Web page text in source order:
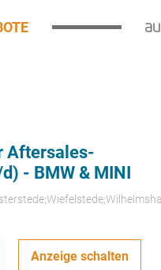
Aftersales-
- BMW & MINI
Anzeige schalten